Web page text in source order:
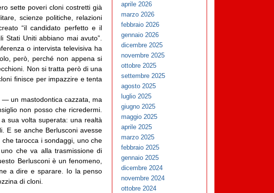
sette poveri cloni costretti già
scienze politiche, relazioni
“il candidato perfetto e il
Stati Uniti abbiano mai avuto”.
o intervista televisiva ha
però, perché non appena si
Non si tratta però di una
finisce per impazzire e tenta
un mastodontica cazzata, ma
non posso che ricredermi.
sua volta superata: una realtà
E se anche Berlusconi avesse
tarocca i sondaggi, uno che
che va alla trasmissione di
Berlusconi è un fenomeno,
a dire e sparare. Io la penso
di cloni.
aprile 2026
marzo 2026
febbraio 2026
gennaio 2026
dicembre 2025
novembre 2025
ottobre 2025
settembre 2025
agosto 2025
luglio 2025
giugno 2025
maggio 2025
aprile 2025
marzo 2025
febbraio 2025
gennaio 2025
dicembre 2024
novembre 2024
ottobre 2024